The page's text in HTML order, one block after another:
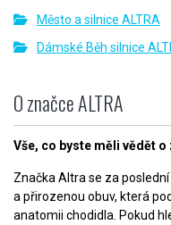
Město a silnice ALTRA
Dámské Běh silnice
O značce ALTRA
Vše, co byste měli vědět o
Značka Altra se za
a přirozenou obuv, která
anatomii chodidla. Pokud